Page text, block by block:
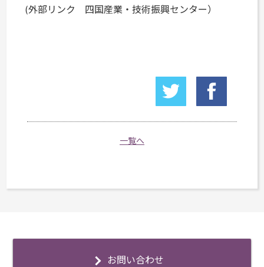
(外部リンク 四国産業・技術振興センター）
一覧へ
お問い合わせ